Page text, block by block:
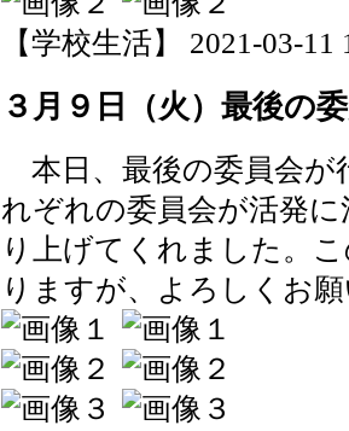
【学校生活】 2021-03-11
３月９日（火）最後の
本日、最後の委員会が
れぞれの委員会が活発
り上げてくれました。
りますが、よろしくお